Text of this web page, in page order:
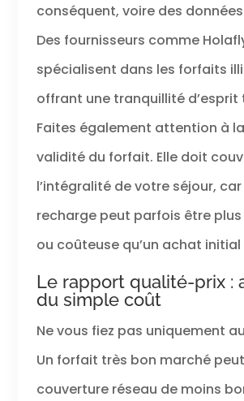
conséquent, voire des
Des fournisseurs comme
spécialisent dans les forfaits
offrant une tranquillité d’esprit
Faites également attention à
validité du forfait. Elle doit
l’intégralité de votre séjour,
recharge peut parfois être
ou coûteuse qu’un achat
Le rapport qualité-prix :
du simple coût
Ne vous fiez pas uniquement
Un forfait très bon marché
couverture réseau de moins